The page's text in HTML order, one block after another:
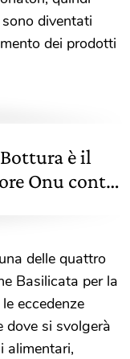
diventati
dei prodotti
è il
Onu contro
delle quattro
Basilicata per la
eccedenze
dove si svolgerà
alimentari,